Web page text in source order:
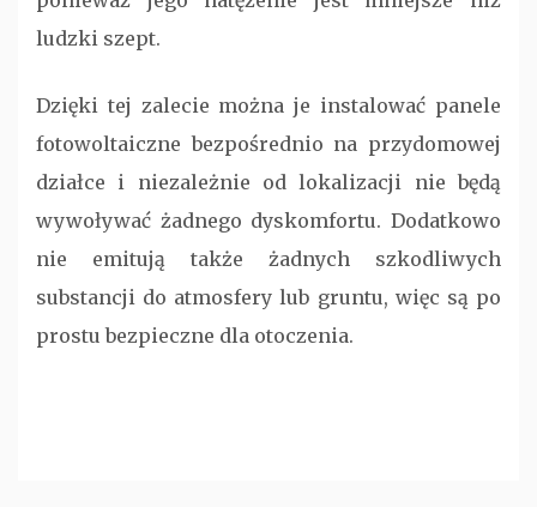
ludzki szept.
Dzięki tej zalecie można je instalować panele
fotowoltaiczne bezpośrednio na przydomowej
działce i niezależnie od lokalizacji nie będą
wywoływać żadnego dyskomfortu. Dodatkowo
nie emitują także żadnych szkodliwych
substancji do atmosfery lub gruntu, więc są po
prostu bezpieczne dla otoczenia.